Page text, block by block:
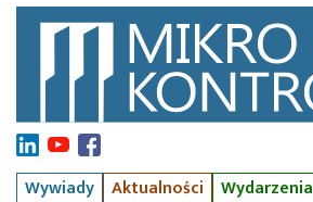
Wywiady Aktualności Wydarzenia